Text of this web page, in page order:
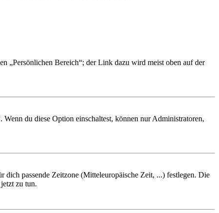
„Persönlichen Bereich“; der Link dazu wird meist oben auf der
du diese Option einschaltest, können nur Administratoren,
passende Zeitzone (Mitteleuropäische Zeit, ...) festlegen. Die
zu tun.